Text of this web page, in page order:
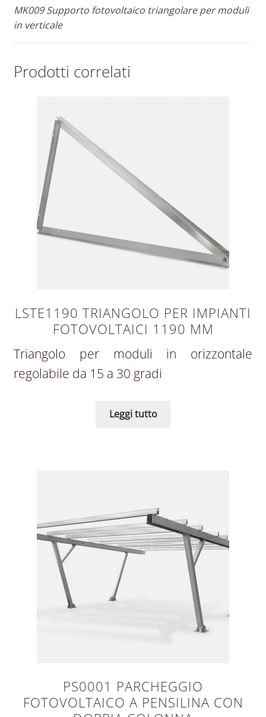
MK009 Supporto fotovoltaico triangolare per moduli
in verticale
Prodotti correlati
LSTE1190 TRIANGOLO PER IMPIANTI
FOTOVOLTAICI 1190 MM
Triangolo per moduli in orizzontale
regolabile da 15 a 30 gradi
Leggi tutto
PS0001 PARCHEGGIO
FOTOVOLTAICO A PENSILINA CON